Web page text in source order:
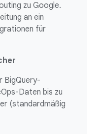
zu Google.
an ein
für
BigQuery-
Daten bis zu
(standardmäßig